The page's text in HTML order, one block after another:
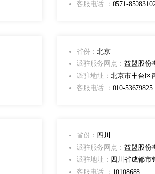
客服电话:： 0571-
省份： 北京
派驻服务网点： 益盟股份
派驻地址： 北京市丰台区
客服电话:： 010-53679825
省份： 四川
派驻服务网点： 益盟股份
派驻地址： 四川省成都市
客服电话:： 10108688